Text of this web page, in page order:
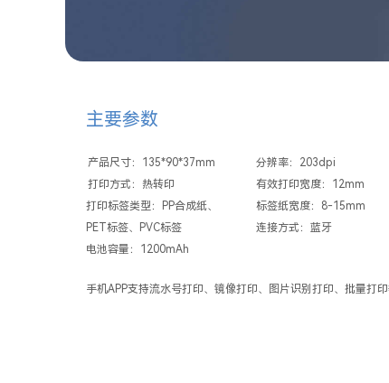
主要参数
产品尺寸：135*90*37mm
打印方式：热转印
打印标签类型：PP合成纸、
PET标签、PVC标签
电池容量：1200mAh
分辨率：203dpi
有效打印宽度：12mm
标签纸宽度：8-15mm
连接方式：蓝牙
手机APP支持流水号打印、镜像打印、图片识别打印、批量打印